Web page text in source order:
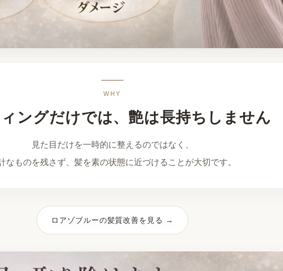
WHY
ングだけでは、艶は長持ちしません
見た目だけを一時的に整えるのではなく、
なものを残さず、髪を素の状態に近づけることが大切です。
ロアゾブルーの髪質改善を見る →